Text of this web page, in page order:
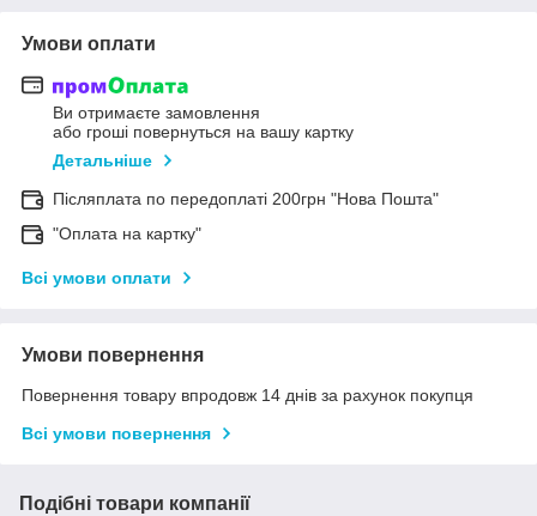
Умови оплати
Ви отримаєте замовлення
або гроші повернуться на вашу картку
Детальніше
Післяплата по передоплаті 200грн "Нова Пошта"
"Оплата на картку"
Всі умови оплати
Умови повернення
Повернення товару впродовж 14 днів за рахунок покупця
Всі умови повернення
Подібні товари компанії